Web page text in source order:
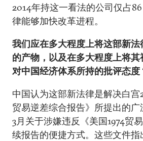
2014年持这一看法的公司仅占
律能够加快改革进程。
我们应在多大程度上将这部新
的产物，以及在多大程度上将
对中国经济体系所持的批评态度
中国认为这部新法律是解决白宫
贸易逆差综合报告》所提出的广
3月关于涉嫌违反《美国1974贸
续报告的便捷方式。这些文件